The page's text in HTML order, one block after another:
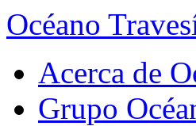
Océano
Acerca de
Grupo